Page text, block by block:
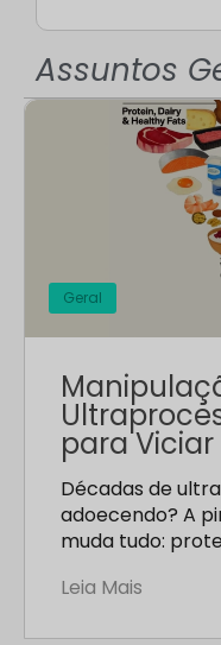
Assuntos
Geral
para Viciar
Décadas de
adoecendo? A
muda tudo:
Leia Mais